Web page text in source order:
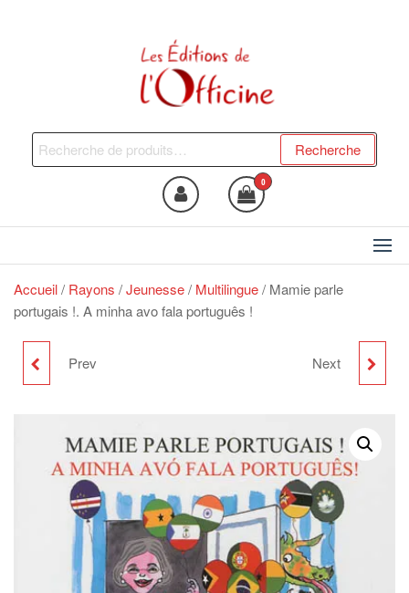
Les Editions de l'Officine
du bien !
Recherche
pour :
Recherche
0
Accueil/ Rayons /Jeunesse/ Multilingue/ Mamie parle
portugais !. A minha avo fala português !
HABLA ESPANOL !
Prev IL ÉTAIT UNE FOIS... UN
GRAND : ÉCHANGES
ENTRE UNE MÈRE ET
SON FILS, UN LIVRE À
DEUX
Next